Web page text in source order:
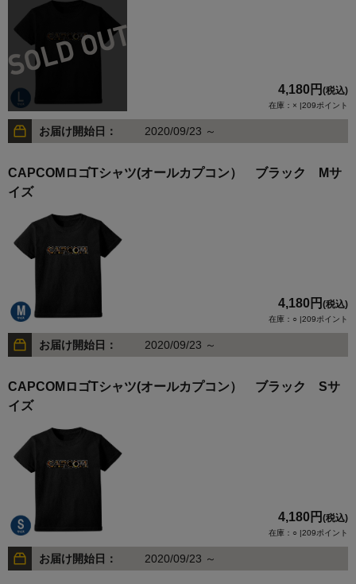
4,180円 (税込)
在庫：× |209ポイント
お届け開始日： 2020/09/23 ～
CAPCOMロゴTシャツ(オールカプコン） ブラック Mサ
イズ
4,180円 (税込)
在庫：○ |209ポイント
お届け開始日： 2020/09/23 ～
CAPCOMロゴTシャツ(オールカプコン） ブラック Sサ
イズ
4,180円 (税込)
在庫：○ |209ポイント
お届け開始日： 2020/09/23 ～